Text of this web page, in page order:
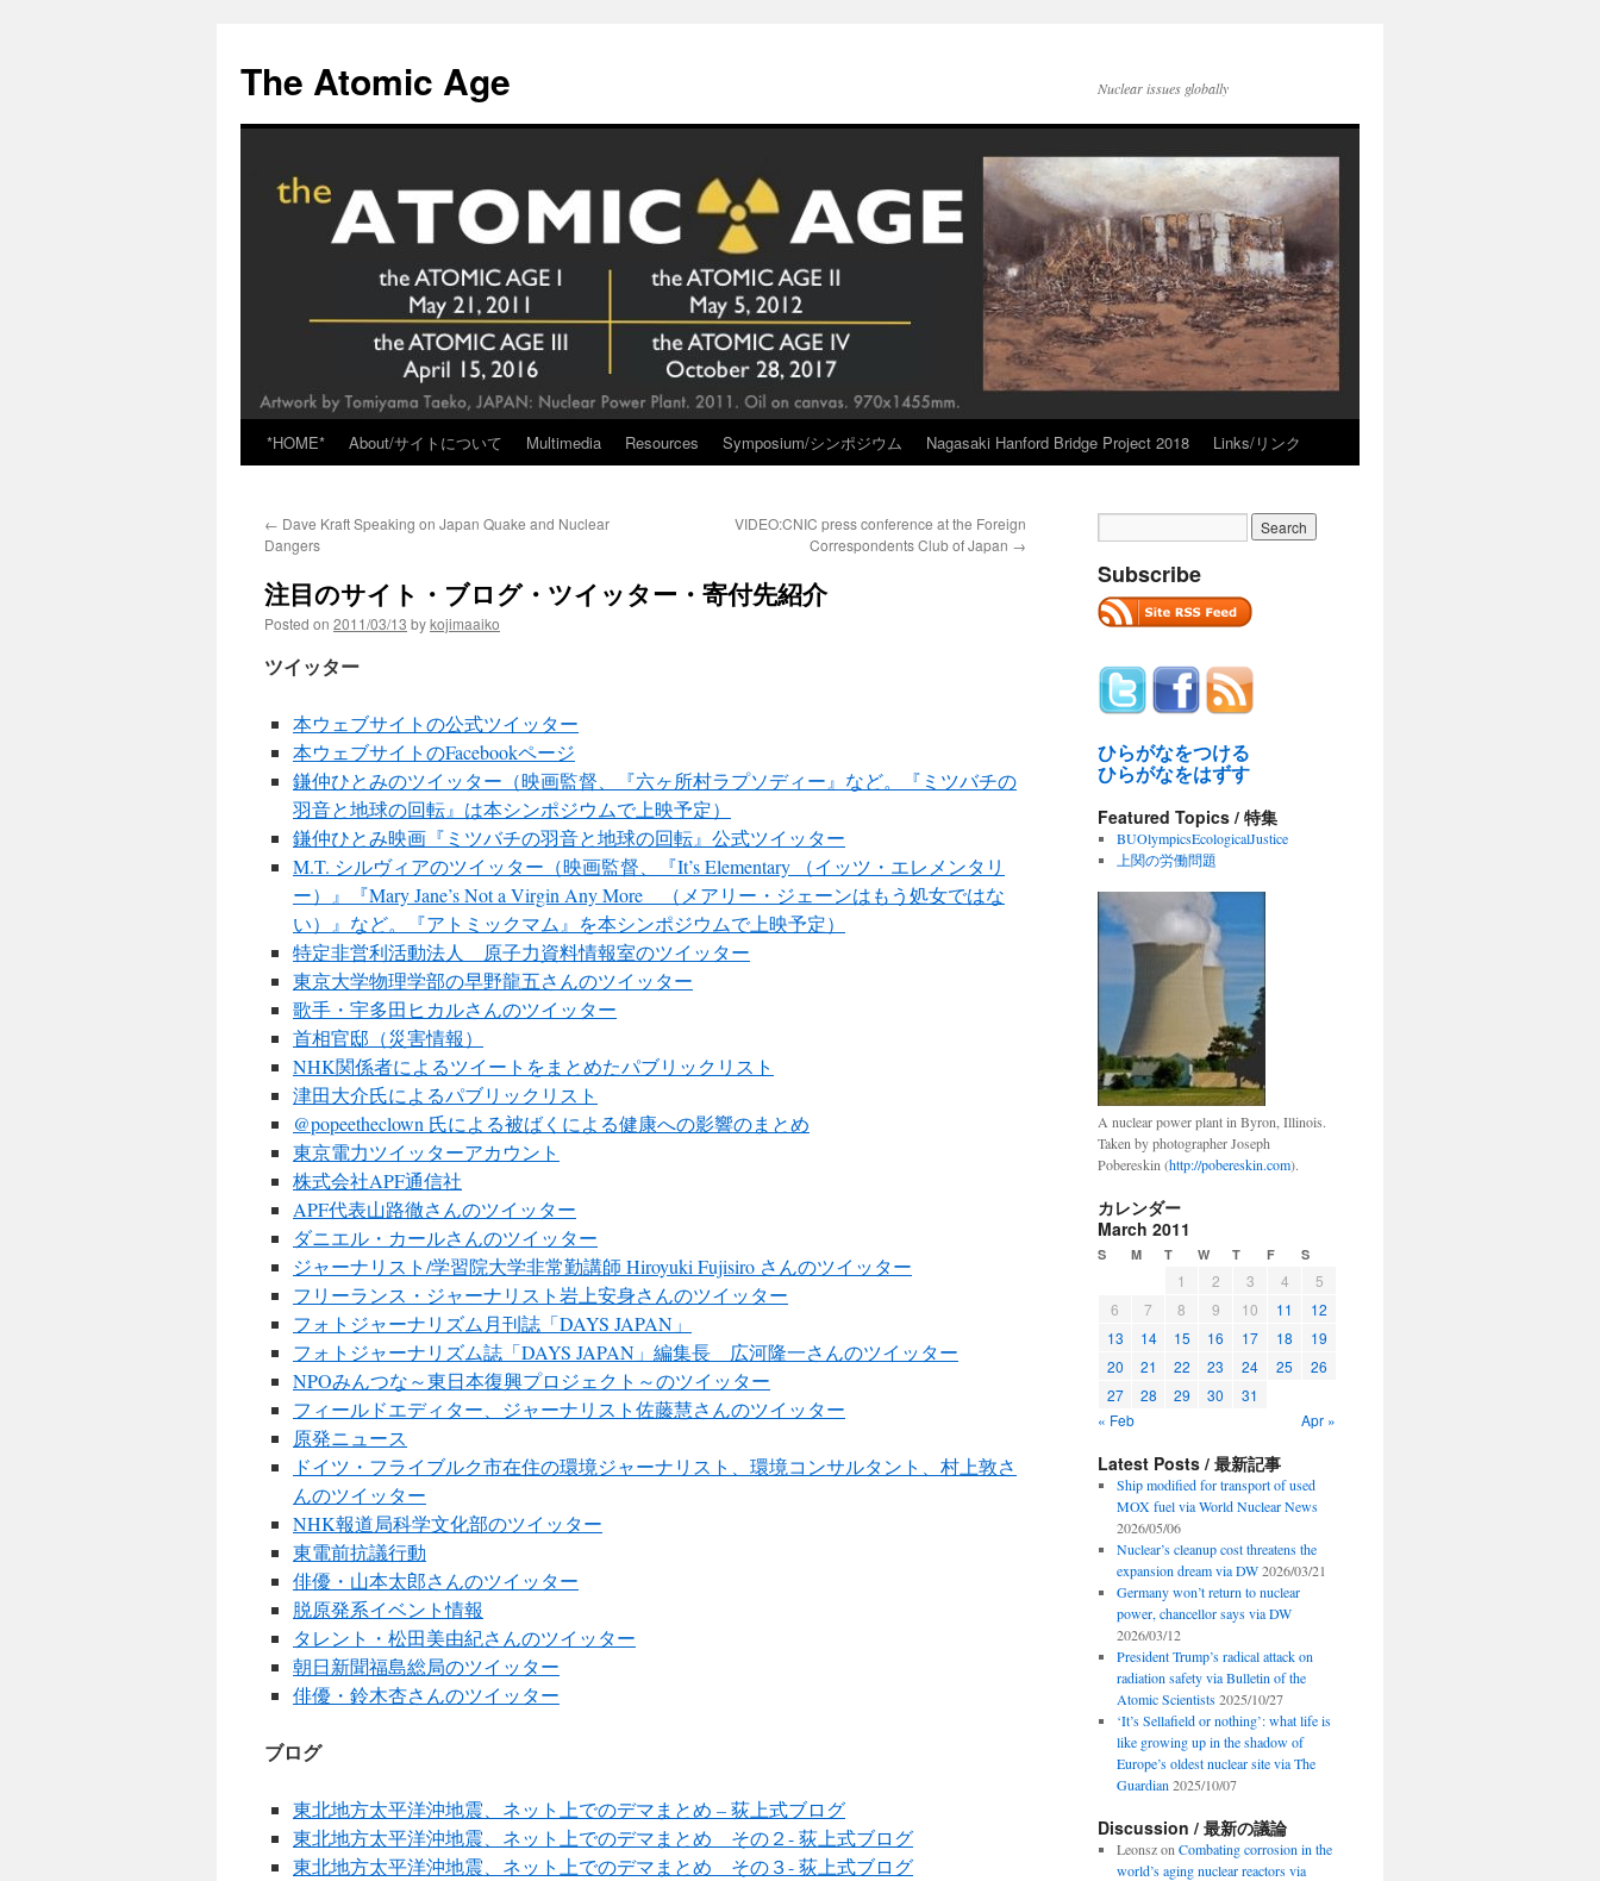
content
The Atomic Age Nuclear issues globally
*HOME* About/サイトについて Multimedia Resources Symposium/シンポジウム Nagasaki Hanford Bridge Project 2018 Links/リンク
← Dave Kraft Speaking on Japan Quake and Nuclear
Dangers
VIDEO:CNIC press conference at the Foreign
Correspondents Club of Japan →
注目のサイト・ブログ・ツイッター・寄付先紹介
Posted on 2011/03/13 bykojimaaiko
ツイッター
本ウェブサイトの公式ツイッター
本ウェブサイトのFacebookページ
鎌仲ひとみのツイッター（映画監督、『六ヶ所村ラプソディー』など。『ミツバチの
羽音と地球の回転』は本シンポジウムで上映予定）
鎌仲ひとみ映画『ミツバチの羽音と地球の回転』公式ツイッター
M.T. シルヴィアのツイッター（映画監督、『It’s Elementary （イッツ・エレメンタリ
ー）』『Mary Jane’s Not a Virgin Any More （メアリー・ジェーンはもう処女ではな
い）』など。『アトミックマム』を本シンポジウムで上映予定）
特定非営利活動法人 原子力資料情報室のツイッター
東京大学物理学部の早野龍五さんのツイッター
歌手・宇多田ヒカルさんのツイッター
首相官邸（災害情報）
NHK関係者によるツイートをまとめたパブリックリスト
津田大介氏によるパブリックリスト
@popeetheclown 氏による被ばくによる健康への影響のまとめ
東京電力ツイッターアカウント
株式会社APF通信社
APF代表山路徹さんのツイッター
ダニエル・カールさんのツイッター
ジャーナリスト/学習院大学非常勤講師 Hiroyuki Fujisiro さんのツイッター
フリーランス・ジャーナリスト岩上安身さんのツイッター
フォトジャーナリズム月刊誌「DAYS JAPAN」
フォトジャーナリズム誌「DAYS JAPAN」編集長 広河隆一さんのツイッター
NPOみんつな～東日本復興プロジェクト～のツイッター
フィールドエディター、ジャーナリスト佐藤慧さんのツイッター
原発ニュース
ドイツ・フライブルク市在住の環境ジャーナリスト、環境コンサルタント、村上敦さ
んのツイッター
NHK報道局科学文化部のツイッター
東電前抗議行動
俳優・山本太郎さんのツイッター
脱原発系イベント情報
タレント・松田美由紀さんのツイッター
朝日新聞福島総局のツイッター
俳優・鈴木杏さんのツイッター
ブログ
東北地方太平洋沖地震、ネット上でのデマまとめ – 荻上式ブログ
東北地方太平洋沖地震、ネット上でのデマまとめ その２- 荻上式ブログ
東北地方太平洋沖地震、ネット上でのデマまとめ その３- 荻上式ブログ
Subscribe
ひらがなをつける
ひらがなをはずす
Featured Topics / 特集
BUOlympicsEcologicalJustice
上関の労働問題
A nuclear power plant in Byron, Illinois.
Taken by photographer Joseph
Pobereskin (http://pobereskin.com).
カレンダー
March 2011
S M T W T F S
1 2 3 4
5
6
7 8 9 10 11
12
13
14 15 16 17 18
19
20
21 22 23 24 25
26
27
28 29 30
31
« Feb
Apr »
Latest Posts / 最新記事
Ship modified for transport of used
MOX fuel via World Nuclear News
2026/05/06
Nuclear’s cleanup cost threatens the
expansion dream via DW 2026/03/21
Germany won’t return to nuclear
power, chancellor says via DW
2026/03/12
President Trump’s radical attack on
radiation safety via Bulletin of the
Atomic Scientists 2025/10/27
‘It’s Sellafield or nothing’: what life is
like growing up in the shadow of
Europe’s oldest nuclear site via The
Guardian 2025/10/07
Discussion / 最新の議論
Leonszon Combating corrosion in the
world’s aging nuclear reactors via